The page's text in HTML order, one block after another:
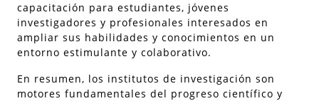
capacitación para estudiantes, jóvenes
investigadores y profesionales interesados en
ampliar sus habilidades y conocimientos en un
entorno estimulante y colaborativo.
En resumen, los institutos de investigación son
motores fundamentales del progreso científico y